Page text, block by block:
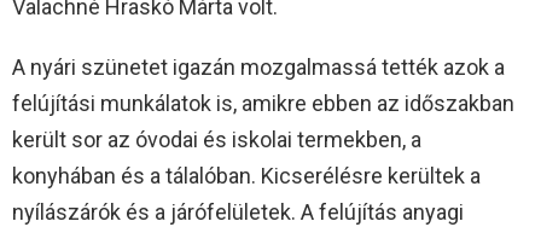
Valachné Hraskó Márta volt.
A nyári szünetet igazán mozgalmassá tették azok a
felújítási munkálatok is, amikre ebben az időszakban
került sor az óvodai és iskolai termekben, a
konyhában és a tálalóban. Kicserélésre kerültek a
nyílászárók és a járófelületek. A felújítás anyagi